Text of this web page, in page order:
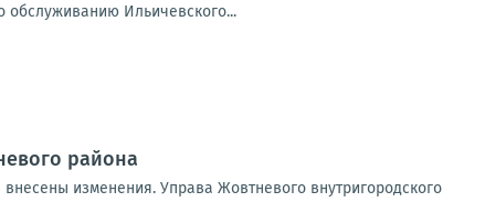
обслуживанию Ильичевского...
района
изменения. Управа Жовтневого внутригородского